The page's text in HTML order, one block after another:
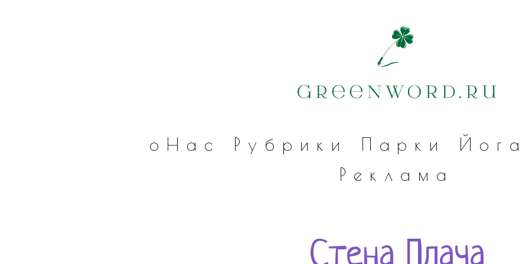
оНас Рубрики Парки Йога
Реклама